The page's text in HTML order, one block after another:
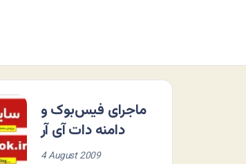
ماجرای فیس‌بوک و
دامنه دات آی آر
4 August 2009